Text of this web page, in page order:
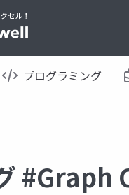
プログラミング
#Graph